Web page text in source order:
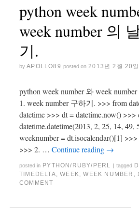
python week
week number 의
기.
by APOLLO89 posted on 2013년 2월 20일
python week number 와 week
1. week number 구하기. >>> from
datetime >>> dt = datetime.now() >>>
datetime.datetime(2013, 2, 25, 14, 49,
weeknumber = dt.isocalendar()[1]
>>> 2. … Continue reading →
posted in PYTHON/RUBY/PERL | tagged
TIMEDELTA,WEEK,WEEK NUMBER ,
COMMENT